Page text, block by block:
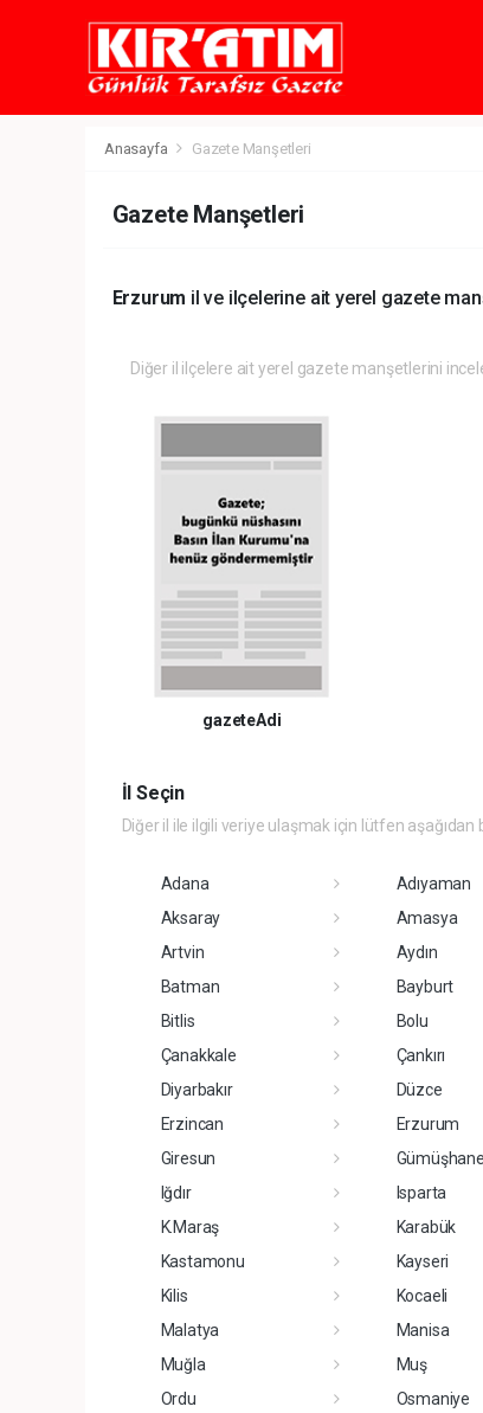
Anasayfa Gazete Manşetleri
Gazete Manşetleri
Erzurum il ve ilçelerine ait yerel gazete
Diğer il ilçelere ait yerel gazete manşetlerini
gazeteAdi
İl Seçin
Diğer il ile ilgili veriye ulaşmak için lütfen aşağıdan
Adana Adıyaman
Aksaray
Amasya
Artvin
Aydın
Batman
Bayburt
Bitlis
Bolu
Çanakkale
Çankırı
Diyarbakır
Düzce
Erzincan
Erzurum
Giresun
Gümüşhane
Iğdır
Isparta
K.Maraş
Karabük
Kastamonu
Kayseri
Kilis
Kocaeli
Malatya
Manisa
Muğla
Muş
Ordu
Osmaniye